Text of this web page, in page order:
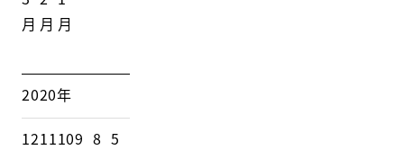
月 月 月
2020年
1211109 8 5